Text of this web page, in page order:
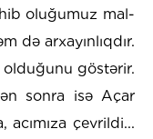
oluğumuz mal-
də arxayınlıqdır.
olduğunu göstərir.
sonra isə Açar
acımıza çevrildi...